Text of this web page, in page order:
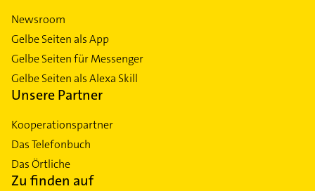
Newsroom
Gelbe Seiten als App
Gelbe Seiten für Messenger
Gelbe Seiten als Alexa Skill
Unsere Partner
Kooperationspartner
Das Telefonbuch
Das Örtliche
Zu finden auf